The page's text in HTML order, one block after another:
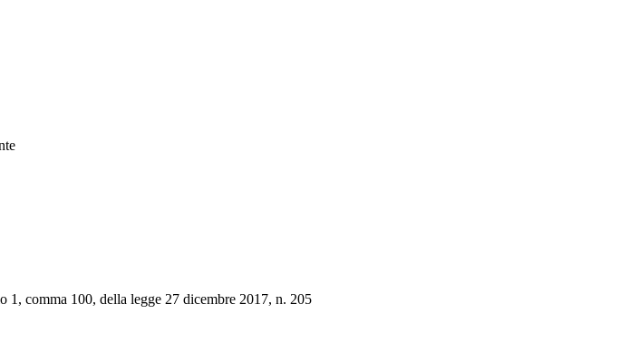
1, comma 100, della legge 27 dicembre 2017, n. 205